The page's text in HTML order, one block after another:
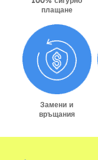
плащане
Замени и
връщания